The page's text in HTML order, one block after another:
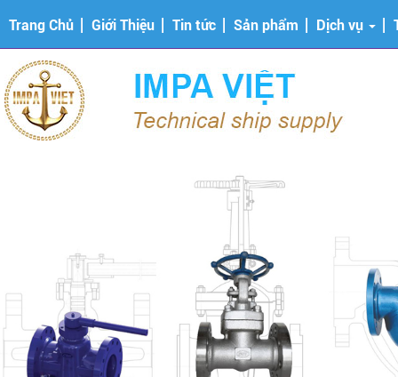
Trang Chủ Giới Thiệu Tin tức Sản phẩm Dịch vụ